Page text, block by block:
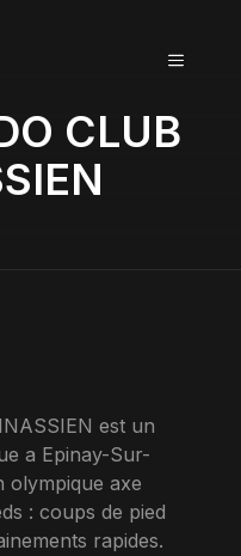
MENU
CLUB
est un
a Epinay-Sur-
olympique axe
: coups de pied
rapides.